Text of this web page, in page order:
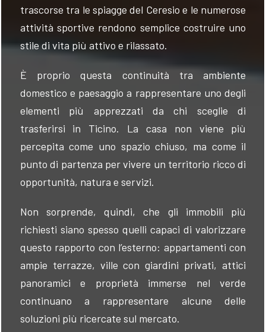
trascorse tra le spiagge del Ceresio e le numerose
attività sportive rendono semplice costruire uno
stile di vita più attivo e rilassato.
È proprio questa continuità tra ambiente
domestico e paesaggio a rappresentare uno degli
elementi più apprezzati da chi sceglie di
trasferirsi in Ticino. La casa non viene più
percepita come uno spazio chiuso, ma come il
punto di partenza per vivere un territorio ricco di
opportunità, natura e servizi.
Non sorprende, quindi, che gli immobili più
richiesti siano spesso quelli capaci di valorizzare
questo rapporto con l’esterno: appartamenti con
ampie terrazze, ville con giardini privati, attici
panoramici e proprietà immerse nel verde
continuano a rappresentare alcune delle
soluzioni più ricercate sul mercato.